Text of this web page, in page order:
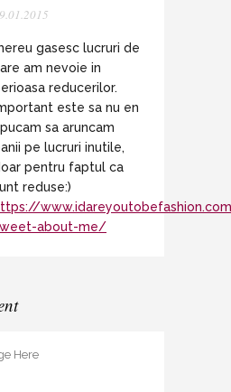
gasesc lucruri de
am nevoie in
reducerilor.
este sa nu en
sa aruncam
pe lucruri inutile,
pentru faptul ca
reduse:)
about-me/